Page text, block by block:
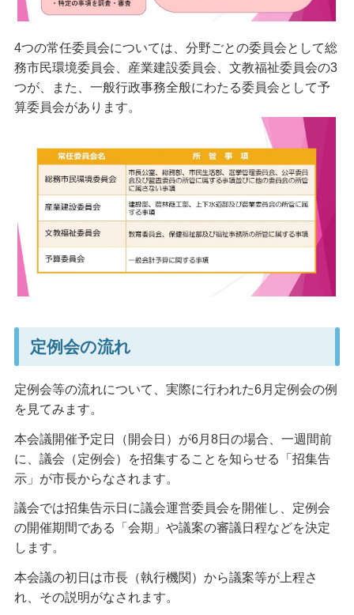
4つの常任委員会については、分野ごとの委員会として総
務市民環境委員会、産業建設委員会、文教福祉委員会の3
つが、また、一般行政事務全般にわたる委員会として予
算委員会があります。
定例会の流れ
定例会等の流れについて、実際に行われた6月定例会の例
を見てみます。
本会議開催予定日（開会日）が6月8日の場合、一週間前
に、議会（定例会）を招集することを知らせる「招集告
示」が市長からなされます。
議会では招集告示日に議会運営委員会を開催し、定例会
の開催期間である「会期」や議案の審議日程などを決定
します。
本会議の初日は市長（執行機関）から議案等が上程さ
れ、その説明がなされます。